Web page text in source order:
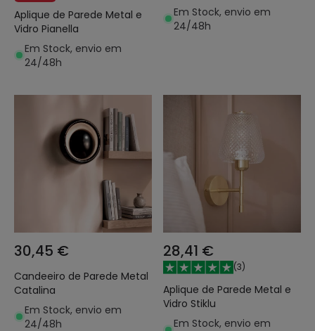
Aplique de Parede Metal e
Vidro Pianella
Em Stock, envio em
24/48h
Em Stock, envio em
24/48h
30,45 €
Candeeiro de Parede Metal
Catalina
Em Stock, envio em
24/48h
28,41 €
(3)
Aplique de Parede Metal e
Vidro Stiklu
Em Stock, envio em